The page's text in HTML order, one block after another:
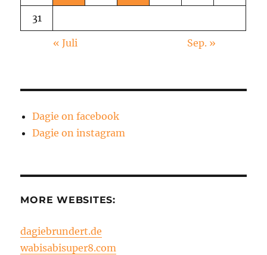
31
« Juli Sep. »
Dagie on facebook
Dagie on instagram
MORE WEBSITES:
dagiebrundert.de
wabisabisuper8.com